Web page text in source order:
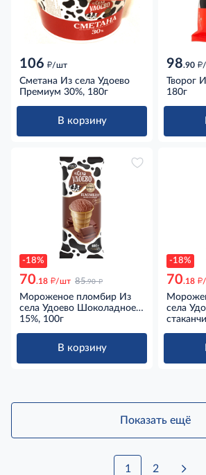
106 д/шт
Сметана Из села Удоево
Премиум 30%, 180г
В корзину
98.90 д
Творог
180г
-18%
70.18 д/шт 85.90 д
Мороженое пломбир Из
села Удоево Шоколадное в
вафельном стаканчике
15%, 100г
В корзину
-18%
70.18 д
села
Показать ещё
1 2